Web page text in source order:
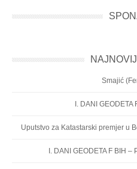
Smajić
I. DANI GEODETA
Uputstvo za Katastarski premjer u
I. DANI GEODETA F BIH –